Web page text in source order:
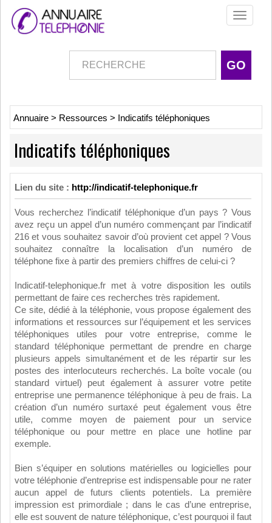
Toggle
Annuaire > Ressources > Indicatifs téléphoniques
Indicatifs téléphoniques
Lien du site : http://indicatif-telephonique.fr
Vous recherchez l’indicatif téléphonique d’un pays ? Vous
avez reçu un appel d’un numéro commençant par l’indicatif
216 et vous souhaitez savoir d’où provient cet appel ? Vous
souhaitez connaître la localisation d’un numéro de
téléphone fixe à partir des premiers chiffres de celui-ci ?
Indicatif-telephonique.fr met à votre disposition les outils
permettant de faire ces recherches très rapidement.
Ce site, dédié à la téléphonie, vous propose également des
informations et ressources sur l’équipement et les services
téléphoniques utiles pour votre entreprise, comme le
standard téléphonique permettant de prendre en charge
plusieurs appels simultanément et de les répartir sur les
postes des interlocuteurs recherchés. La boîte vocale (ou
standard virtuel) peut également à assurer votre petite
entreprise une permanence téléphonique à peu de frais. La
création d’un numéro surtaxé peut également vous être
utile, comme moyen de paiement pour un service
téléphonique ou pour mettre en place une hotline par
exemple.
Bien s’équiper en solutions matérielles ou logicielles pour
votre téléphonie d’entreprise est indispensable pour ne rater
aucun appel de futurs clients potentiels. La première
impression est primordiale ; dans le cas d’une entreprise,
elle est souvent de nature téléphonique, c’est pourquoi il faut